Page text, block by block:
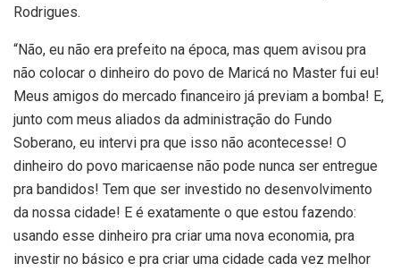
Rodrigues.
“Não, eu não era prefeito na época, mas quem avisou pra
não colocar o dinheiro do povo de Maricá no Master fui eu!
Meus amigos do mercado financeiro já previam a bomba! E,
junto com meus aliados da administração do Fundo
Soberano, eu intervi pra que isso não acontecesse! O
dinheiro do povo maricaense não pode nunca ser entregue
pra bandidos! Tem que ser investido no desenvolvimento
da nossa cidade! E é exatamente o que estou fazendo:
usando esse dinheiro pra criar uma nova economia, pra
investir no básico e pra criar uma cidade cada vez melhor